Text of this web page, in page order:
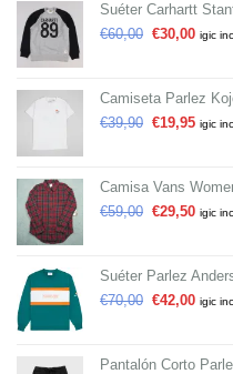
Suéter Carhartt
€60,00 €30,00 igic
Camiseta Parlez
€39,90 €19,95 igic
Camisa Vans
€59,00 €29,50 igic
Suéter Parlez
€70,00 €42,00 igic
Pantalón Corto